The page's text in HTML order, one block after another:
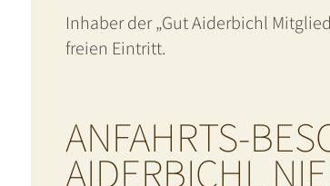
Inhaber der „Gut Aiderbichl
freien Eintritt.
ANFAHRTS-
AIDERBICHL